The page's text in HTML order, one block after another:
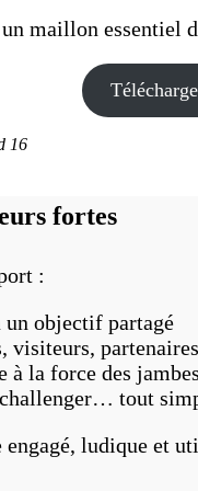
maillon essentiel
16
fortes
:
un objectif partagé
visiteurs,
à la force des
challenger… tout
ludique et